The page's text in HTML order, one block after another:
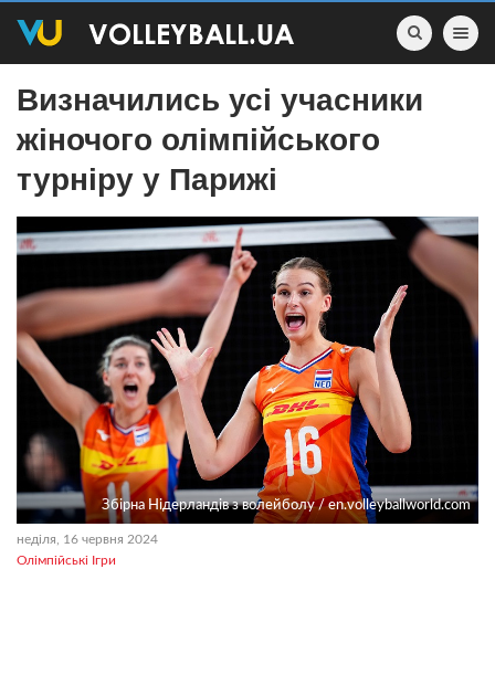
Toggle
Визначились усі учасники
жіночого олімпійського
турніру у Парижі
Збірна Нідерландів з волейболу / en.volleyballworld.com
неділя, 16 червня 2024
Олімпійські Ігри